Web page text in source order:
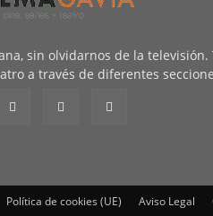
sin olvidarnos de la
a través de diferentes
Política de cookies (UE) Aviso Legal